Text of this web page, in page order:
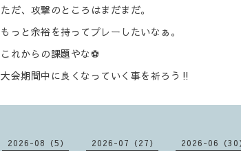
ただ、攻撃のところはまだまだ。
もっと余裕を持ってプレーしたいなぁ。
これからの課題やな⚽️
大会期間中に良くなっていく事を祈ろう‼️
2026-08（5） 2026-07（27） 2026-06（30